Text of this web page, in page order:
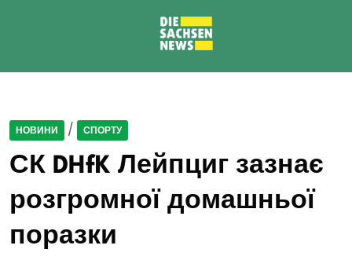
НОВИНИ / СПОРТУ
СК DHfK Лейпциг зазнає
розгромної домашньої
поразки